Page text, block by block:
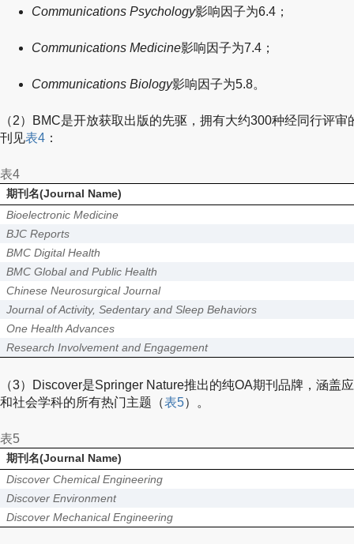
Communications Psychology影响因子为6.4；
Communications Medicine影响因子为7.4；
Communications Biology影响因子为5.8。
（2）BMC是开放获取出版的先驱，拥有大约300种经同行评
刊见表4 ：
表4
期刊名(Journal Name)
Bioelectronic Medicine
BJC Reports
BMC Digital Health
BMC Global and Public Health
Chinese Neurosurgical Journal
Journal of Activity, Sedentary and Sleep Behaviors
One Health Advances
Research Involvement and Engagement
（3）Discover是Springer Nature推出的纯OA期刊品牌，涵盖
和社会学科的所有热门主题（表5）。
表5
期刊名(Journal Name)
Discover Chemical Engineering
Discover Environment
Discover Mechanical Engineering